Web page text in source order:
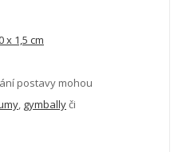
x 1,5 cm
postavy mohou
gymballyči